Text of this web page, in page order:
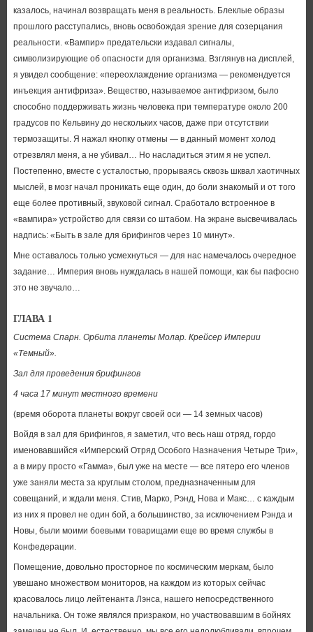
казалось, начинал возвращать меня в реальность. Блеклые образы
прошлого расступались, вновь освобождая зрение для созерцания
реальности. «Вампир» предательски издавал сигналы,
символизирующие об опасности для организма. Взглянув на дисплей,
я увидел сообщение: «переохлаждение организма — рекомендуется
инъекция антифриза». Вещество, называемое антифризом, было
способно поддерживать жизнь человека при температуре около 200
градусов по Кельвину до нескольких часов, даже при отсутствии
термозащиты. Я нажал кнопку отмены — в данный момент холод
отрезвлял меня, а не убивал… Но насладиться этим я не успел.
Постепенно, вместе с усталостью, прорываясь сквозь шквал хаотичных
мыслей, в мозг начал проникать еще один, до боли знакомый и от того
еще более противный, звуковой сигнал. Сработало встроенное в
«вампира» устройство для связи со штабом. На экране высвечивалась
надпись: «Быть в зале для брифингов через 10 минут».
Мне оставалось только усмехнуться — для нас намечалось очередное
задание… Империя вновь нуждалась в нашей помощи, как бы пафосно
это не звучало…
ГЛАВА 1
Система Спарн. Орбита планеты Молар. Крейсер Империи
«Темный».
Зал для проведения брифингов
4 часа 17 минут местного времени
(время оборота планеты вокруг своей оси — 14 земных часов)
Войдя в зал для брифингов, я заметил, что весь наш отряд, гордо
именовавшийся «Имперский Отряд Особого Назначения Четыре Три»,
а в миру просто «Гамма», был уже на месте — все пятеро его членов
уже заняли места за круглым столом, предназначенным для
совещаний, и ждали меня. Стив, Марко, Рэнд, Нова и Макс… с каждым
из них я провел не один бой, а большинство, за исключением Рэнда и
Новы, были моими боевыми товарищами еще во время службы в
Конфедерации.
Помещение, довольно просторное по космическим меркам, было
увешано множеством мониторов, на каждом из которых сейчас
красовалось лицо лейтенанта Лэнса, нашего непосредственного
начальника. Он тоже являлся призраком, но участвовавшим в бойнях